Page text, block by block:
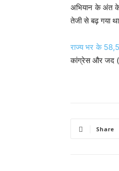
अभियान के अंत के
तेजी से बढ़ गया
राज्य भर के
कांग्रेस और जद
Share